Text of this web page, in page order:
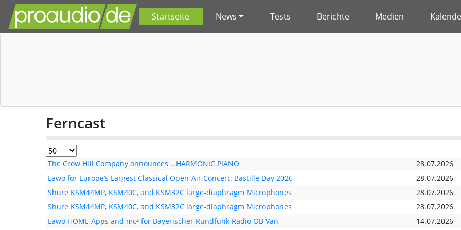
Startseite News Tests Berichte Medien
Ferncast
The Crow Hill Company announces …HARMONIC PIANO
28.07.2026
Lawo for Europe’s Largest Classical Open-Air Concert: Bastille Day 2026
28.07.2026
Shure KSM44MP, KSM40C, and KSM32C large-diaphragm Microphones
28.07.2026
Shure KSM44MP, KSM40C, and KSM32C large-diaphragm Microphones
28.07.2026
Lawo HOME Apps and mc² for Bayerischer Rundfunk Radio OB Van
14.07.2026